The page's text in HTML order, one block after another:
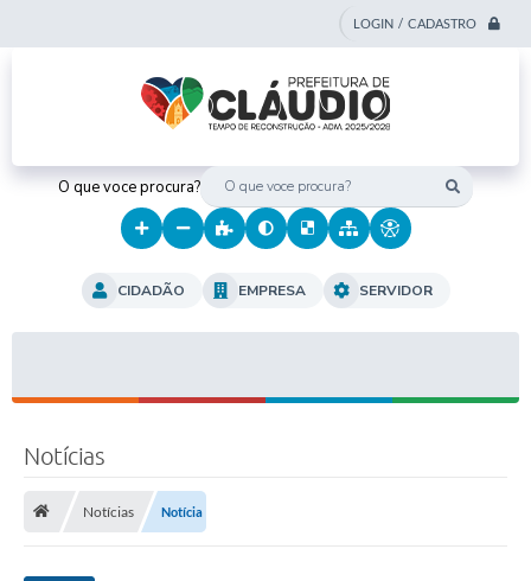
LOGIN / CADASTRO
O que voce procura?
CIDADÃO EMPRESA SERVIDOR
Notícias
Notícias Notícia